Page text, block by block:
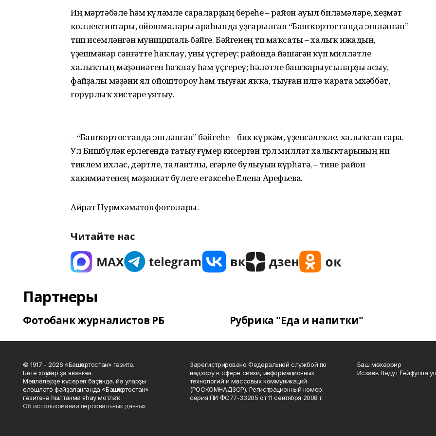
Иң мәртәбәле һәм күләмле сараларҙың береһе – район ауыл биләмәләре, хеҙмәт
коллективтары, ойошмалары араһында уҙғарылған “Башҡортос­танда эшләнгән”
тип исемләнгән муниципаль бәйге. Бәйгенең төп маҡсаты – халыҡ ижадын,
үҙешмәкәр сәнғәтте һаҡлау, уны үҫтереү; районда йәшәгән күп милләтле
халыҡтың мәҙәниәтен һаҡлау һәм үҫтереү; һәләтле башҡарыусыларҙы асыу,
файҙалы мәҙәни ял ойоштороу һәм тыуған яҡҡа, тыуған илгә ҡарата мөхәббәт,
ғорурлыҡ хистәре уятыу.
– “Башҡортостанда эшләнгән” бәйгеһе – бик күркәм, үҙенсәлекле, халыҡсан сара.
Ул Бишбүләк ерлегендә татыу ғүмер кисергән төрлө милләт халыҡтарының ни
тиклем ихлас, дәртле, талантлы, егәрле булыуын күрһәтә, – тине район
хакимиәтенең мәҙәниәт бүлеге етәксеһе Елена Арефьева.
Айрат Нурмөхәмәтов фотолары.
Читайте нас
Партнеры
Фотобанк журналистов РБ Рубрика "Еда и напитки"
© 1917 - 2026 «Башҡортостан» гәзите.
Бөтә хоҡуҡтар ҙа яҡланған.
Мәҡәләләрҙе күсереп баҫҡанда, йә уларҙы
өлөшләтә файҙаланғанда «Башҡортостан»
гәзитенә һылтанма яһау мотлаҡ.
Об использовании персональных данных
Зарегистрировано Федеральной службой по
надзору в сфере связи, информационных
технологий и массовых коммуникаций
(РОСКОМНАДЗОР). Регистрационный номер:
серия ПИ ФС77-33205 от 11 сентября 2008 г.
Баш мөхәррир
Исхаҡов Вәдүт Ғәйфулла